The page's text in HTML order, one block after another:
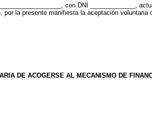
con DNI _____________,
la presente manifiesta la aceptación voluntaria
DE ACOGERSE AL MECANISMO DE